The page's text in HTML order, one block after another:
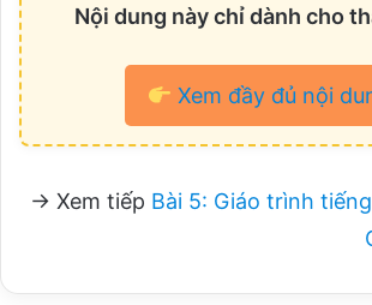
Nội dung này chỉ dành cho
Xem đầy đủ nội
→ Xem tiếp Bài 5: Giáo trình